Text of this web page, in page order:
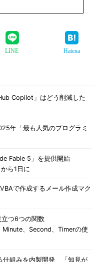
LINE Hatena
Copilot」はどう削減した
年「最も人気のプログラミ
Fable 5」を提供開始
ら1日に
で作成するメール作成マク
つ6つの関数
、Second、Timerの使
仕組みを内製開発 「知見が